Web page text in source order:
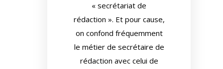
« secrétariat de
rédaction ». Et pour cause,
on confond fréquemment
le métier de secrétaire de
rédaction avec celui de